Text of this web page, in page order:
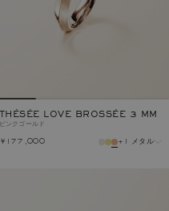
THÉSÉE LOVE BROSSÉE 3 MM
ピンクゴールド
￥177,000 +1 メタル